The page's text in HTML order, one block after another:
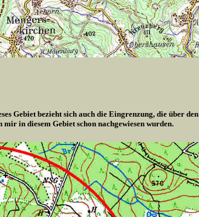
Gebiet bezieht sich auch die Eingrenzung, die über
in diesem Gebiet schon nachgewiesen wurden.